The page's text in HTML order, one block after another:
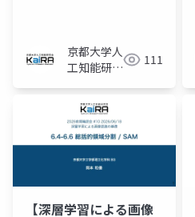
京都大学人
工知能研究
111
【深層学習による画像